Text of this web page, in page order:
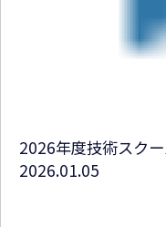
2026年度技術スク
2026.01.05